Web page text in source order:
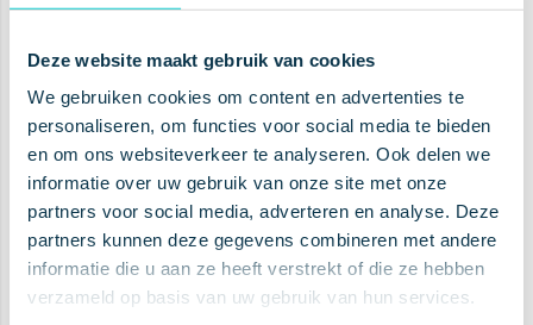
Deze website maakt gebruik van cookies
We gebruiken cookies om content en advertenties te
personaliseren, om functies voor social media te bieden
en om ons websiteverkeer te analyseren. Ook delen we
informatie over uw gebruik van onze site met onze
partners voor social media, adverteren en analyse. Deze
partners kunnen deze gegevens combineren met andere
informatie die u aan ze heeft verstrekt of die ze hebben
verzameld op basis van uw gebruik van hun services.
SUBSCRIBE